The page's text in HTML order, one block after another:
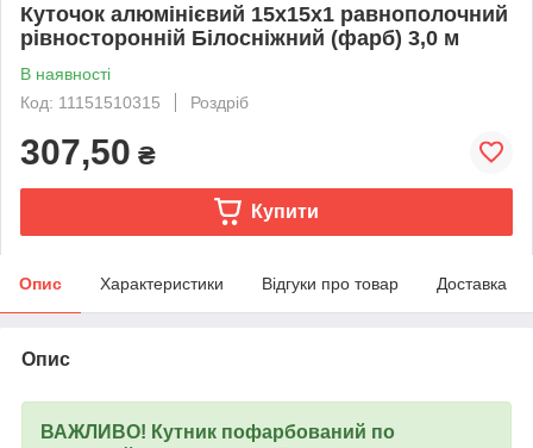
Куточок алюмінієвий 15х15х1 равнополочний
рівносторонній Білосніжний (фарб) 3,0 м
В наявності
Код: 11151510315
Роздріб
307,50 ₴
Купити
Опис Характеристики Відгуки про товар Доставка
Опис
ВАЖЛИВО! Кутник пофарбований по